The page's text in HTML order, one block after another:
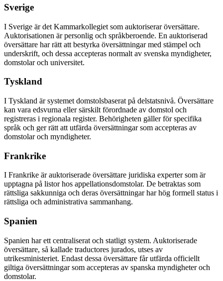
Sverige
I Sverige är det Kammarkollegiet som auktoriserar översättare.
Auktorisationen är personlig och språkberoende. En auktoriserad
översättare har rätt att bestyrka översättningar med stämpel och
underskrift, och dessa accepteras normalt av svenska myndigheter,
domstolar och universitet.
Tyskland
I Tyskland är systemet domstolsbaserat på delstatsnivå. Översättare
kan vara edsvurna eller särskilt förordnade av domstol och
registreras i regionala register. Behörigheten gäller för specifika
språk och ger rätt att utfärda översättningar som accepteras av
domstolar och myndigheter.
Frankrike
I Frankrike är auktoriserade översättare juridiska experter som är
upptagna på listor hos appellationsdomstolar. De betraktas som
rättsliga sakkunniga och deras översättningar har hög formell status i
rättsliga och administrativa sammanhang.
Spanien
Spanien har ett centraliserat och statligt system. Auktoriserade
översättare, så kallade traductores jurados, utses av
utrikesministeriet. Endast dessa översättare får utfärda officiellt
giltiga översättningar som accepteras av spanska myndigheter och
domstolar.